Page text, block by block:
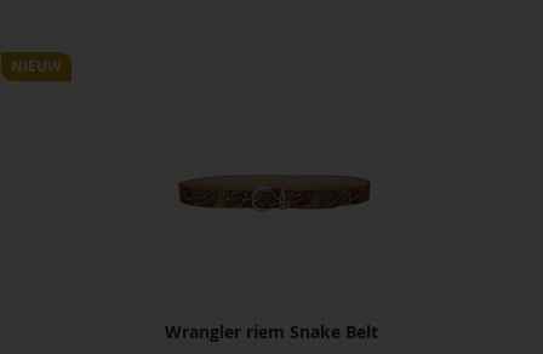
NIEUW
Wrangler riem Snake Belt